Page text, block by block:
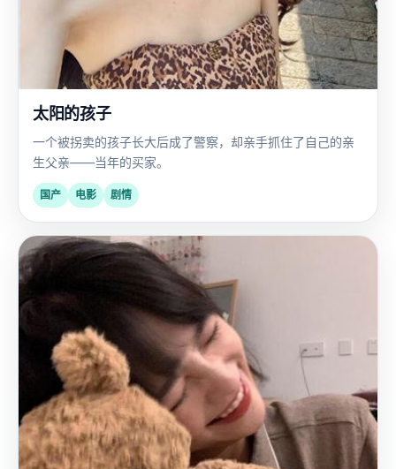
太阳的孩子
一个被拐卖的孩子长大后成了警察，却亲手抓住了自己的亲
生父亲——当年的买家。
国产 电影
剧情
2020
欧